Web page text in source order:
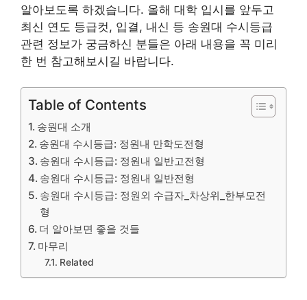
알아보도록 하겠습니다. 올해 대학 입시를 앞두고
최신 연도 등급컷, 입결, 내신 등 송원대 수시등급
관련 정보가 궁금하신 분들은 아래 내용을 꼭 미리
한 번 참고해보시길 바랍니다.
Table of Contents
송원대 소개
송원대 수시등급: 정원내 만학도전형
송원대 수시등급: 정원내 일반고전형
송원대 수시등급: 정원내 일반전형
송원대 수시등급: 정원외 수급자_차상위_한부모전
형
더 알아보면 좋을 것들
마무리
Related